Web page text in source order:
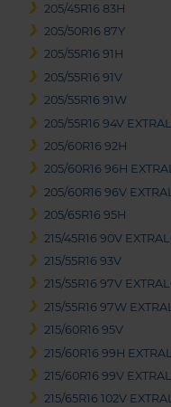
205/45R16 83H
205/50R16 87Y
205/55R16 91H
205/55R16 91V
205/55R16 91W
205/55R16 94V
205/60R16 92H
205/60R16 96H
205/60R16 96V
205/65R16 95H
215/45R16 90V
215/55R16 93V
215/55R16 97V
215/55R16 97W
215/60R16 95V
215/60R16 99H
215/60R16 99V
215/65R16 102V